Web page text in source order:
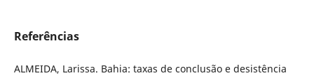
Referências
ALMEIDA, Larissa. Bahia: taxas de conclusão e desistência